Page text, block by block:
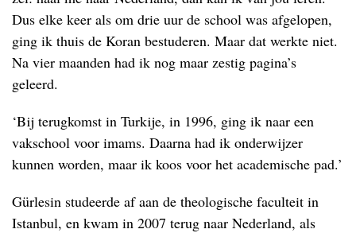
Dus elke keer als om drie uur de school was afgelopen,
ging ik thuis de Koran bestuderen. Maar dat werkte niet.
Na vier maanden had ik nog maar zestig pagina’s
geleerd.
‘Bij terugkomst in Turkije, in 1996, ging ik naar een
vakschool voor imams. Daarna had ik onderwijzer
kunnen worden, maar ik koos voor het academische pad.’
Gürlesin studeerde af aan de theologische faculteit in
Istanbul, en kwam in 2007 terug naar Nederland, als